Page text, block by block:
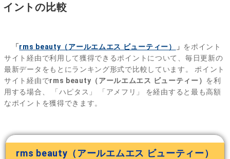
イントの比較
「 rms beauty（アールエムエス ビューティー） 」 をポイント
サイト経由で利用して獲得できるポイントについて、毎日更新の
最新データをもとにランキング形式で比較しています。 ポイント
サイト経由でrms beauty（アールエムエス ビューティー） を利
用する場合、
「ハピタス」 「アメフリ」
を経由すると最も高額
なポイントを獲得できます。
rms beauty（アールエムエス ビューティー）